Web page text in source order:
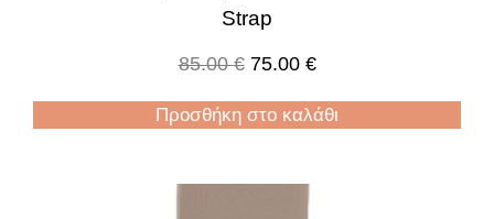
Strap
85.00€ 75.00 €
Προσθήκη στο καλάθι